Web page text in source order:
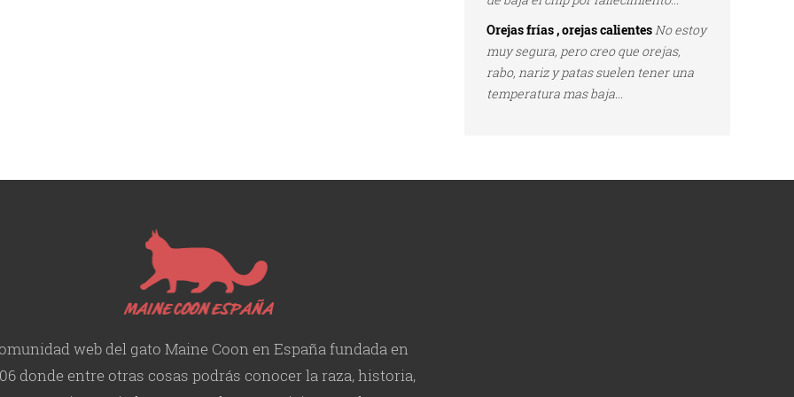
Orejas frías , orejas calientesNo estoy
muy segura, pero creo que orejas,
rabo, nariz y patas suelen tener una
temperatura mas baja...
web del gato Maine Coon en España fundada en
donde entre otras cosas podrás conocer la raza, historia,